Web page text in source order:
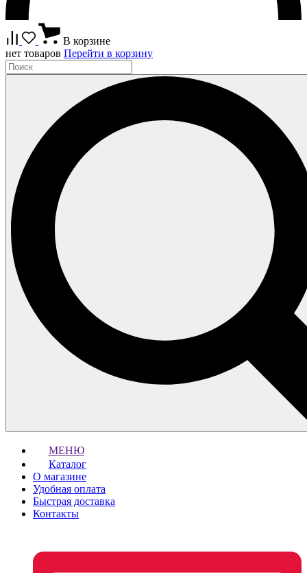
В корзине
нет товаров Перейти в корзину
МЕНЮ
Каталог
О магазине
Удобная оплата
Быстрая доставка
Контакты